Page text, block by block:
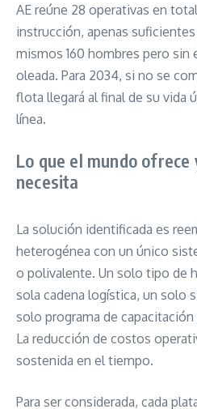
AE reúne 28 operativas en
instrucción, apenas
mismos 160 hombres pero sin
oleada. Para 2034, si no se
flota llegará al final de su vida
línea.
Lo que el mundo ofrece
necesita
La solución identificada es
heterogénea con un único
o polivalente. Un solo tipo de
sola cadena logística, un solo
solo programa de
La reducción de costos
sostenida en el tiempo.
Para ser considerada, cada